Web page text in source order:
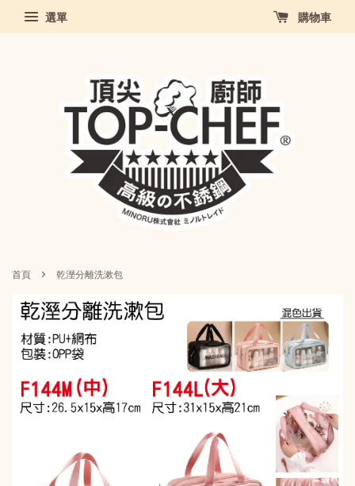
選單 購物車
首頁 › 乾溼分離洗漱包